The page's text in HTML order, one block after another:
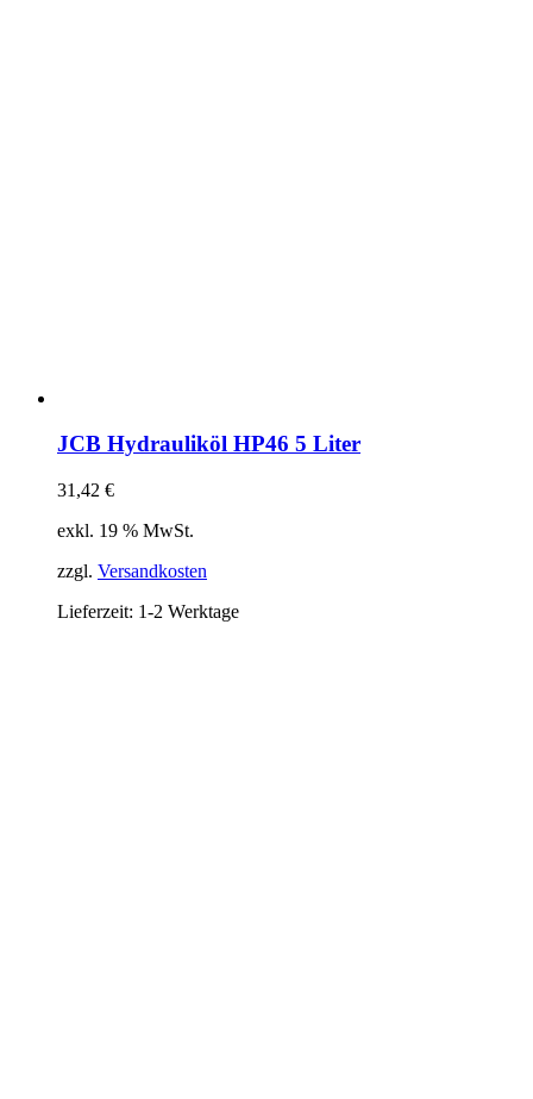
JCB Hydrauliköl HP46 5 Liter
31,42 €
exkl. 19 % MwSt.
zzgl. Versandkosten
Lieferzeit: 1-2 Werktage